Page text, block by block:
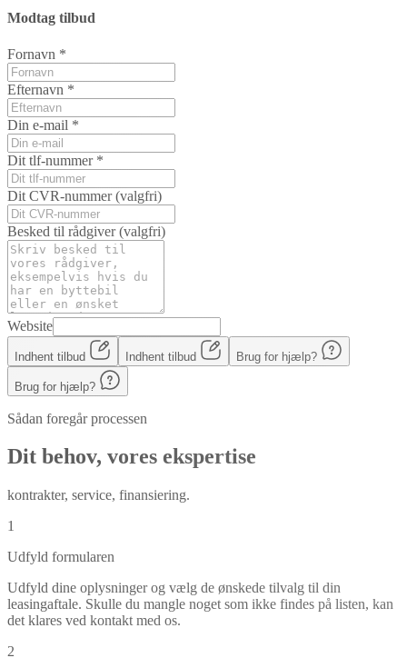
Modtag tilbud
Fornavn *
Efternavn *
Din e-mail *
Dit tlf-nummer *
Dit CVR-nummer(valgfri)
Besked til rådgiver(valgfri)
Website
Indhent tilbud Indhent tilbud Brug for hjælp?
Brug for hjælp?
Sådan foregår processen
Dit behov, vores ekspertise
kontrakter, service, finansiering.
1
Udfyld formularen
Udfyld dine oplysninger og vælg de ønskede tilvalg til din
leasingaftale. Skulle du mangle noget som ikke findes på listen, kan
det klares ved kontakt med os.
2